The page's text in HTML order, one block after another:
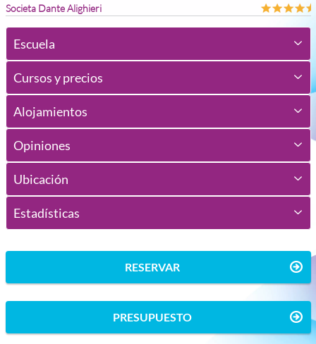
Societa Dante Alighieri
Escuela
Cursos y precios
Alojamientos
Opiniones
Ubicación
Estadísticas
RESERVAR
PRESUPUESTO